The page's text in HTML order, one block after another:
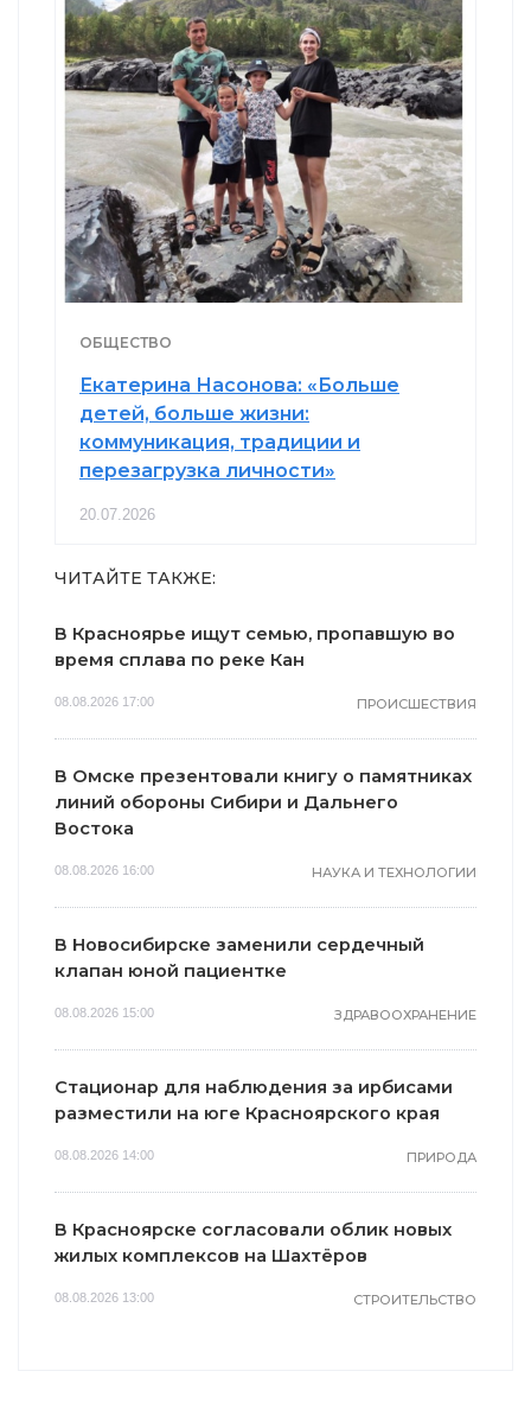
ОБЩЕСТВО
Екатерина Насонова: «Больше
детей, больше жизни:
коммуникация, традиции и
перезагрузка личности»
20.07.2026
ЧИТАЙТЕ ТАКЖЕ:
В Красноярье ищут семью, пропавшую во
время сплава по реке Кан
08.08.2026 17:00 ПРОИСШЕСТВИЯ
В Омске презентовали книгу о памятниках
линий обороны Сибири и Дальнего
Востока
08.08.2026 16:00 НАУКА И ТЕХНОЛОГИИ
В Новосибирске заменили сердечный
клапан юной пациентке
08.08.2026 15:00 ЗДРАВООХРАНЕНИЕ
Стационар для наблюдения за ирбисами
разместили на юге Красноярского края
08.08.2026 14:00 ПРИРОДА
В Красноярске согласовали облик новых
жилых комплексов на Шахтёров
08.08.2026 13:00 СТРОИТЕЛЬСТВО